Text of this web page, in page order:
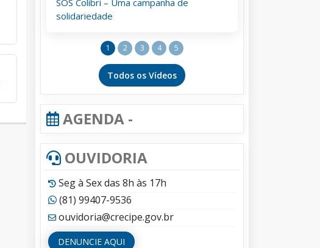
solidariedade
1 2 3 4 5
Todos os Vídeos
AGENDA -
OUVIDORIA
Seg à Sex das 8h às 17h
(81) 99407-9536
ouvidoria@crecipe.gov.br
DENUNCIE AQUI